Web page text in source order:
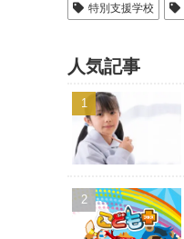
特別支援学校
人気記事